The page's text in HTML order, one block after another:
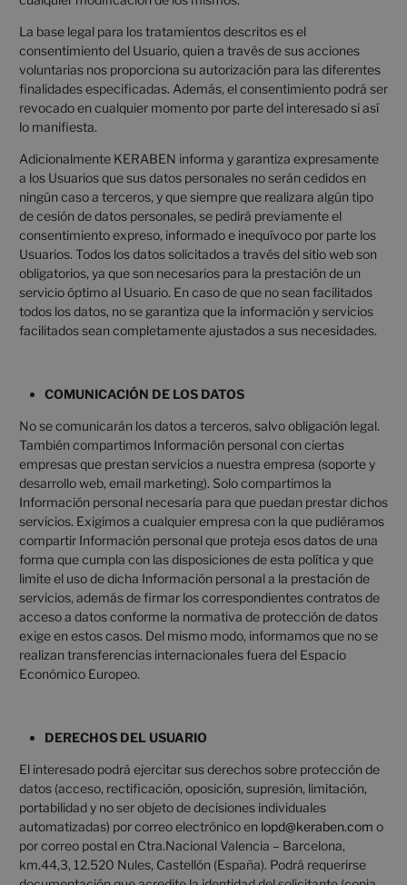
La base legal para los tratamientos descritos es el
consentimiento del Usuario, quien a través de sus acciones
voluntarias nos proporciona su autorización para las diferentes
finalidades especificadas. Además, el consentimiento podrá ser
revocado en cualquier momento por parte del interesado si así
lo manifiesta.
Adicionalmente KERABEN informa y garantiza expresamente
a los Usuarios que sus datos personales no serán cedidos en
ningún caso a terceros, y que siempre que realizara algún tipo
de cesión de datos personales, se pedirá previamente el
consentimiento expreso, informado e inequívoco por parte los
Usuarios. Todos los datos solicitados a través del sitio web son
obligatorios, ya que son necesarios para la prestación de un
servicio óptimo al Usuario. En caso de que no sean facilitados
todos los datos, no se garantiza que la información y servicios
facilitados sean completamente ajustados a sus necesidades.
COMUNICACIÓN DE LOS DATOS
No se comunicarán los datos a terceros, salvo obligación legal.
También compartimos Información personal con ciertas
empresas que prestan servicios a nuestra empresa (soporte y
desarrollo web, email marketing). Solo compartimos la
Información personal necesaria para que puedan prestar dichos
servicios. Exigimos a cualquier empresa con la que pudiéramos
compartir Información personal que proteja esos datos de una
forma que cumpla con las disposiciones de esta política y que
limite el uso de dicha Información personal a la prestación de
servicios, además de firmar los correspondientes contratos de
acceso a datos conforme la normativa de protección de datos
exige en estos casos. Del mismo modo, informamos que no se
realizan transferencias internacionales fuera del Espacio
Económico Europeo.
DERECHOS DEL USUARIO
El interesado podrá ejercitar sus derechos sobre protección de
datos (acceso, rectificación, oposición, supresión, limitación,
portabilidad y no ser objeto de decisiones individuales
automatizadas) por correo electrónico en lopd@keraben.com o
por correo postal en Ctra.Nacional Valencia – Barcelona,
km.44,3, 12.520 Nules, Castellón (España). Podrá requerirse